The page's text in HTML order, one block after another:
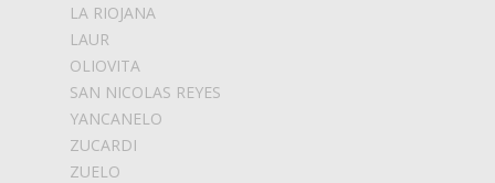
LA RIOJANA
LAUR
OLIOVITA
SAN NICOLAS REYES
YANCANELO
ZUCARDI
ZUELO